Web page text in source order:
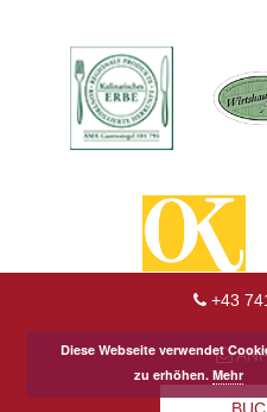
+43
Diese Webseite verwendet
zu erhöhen. Mehr